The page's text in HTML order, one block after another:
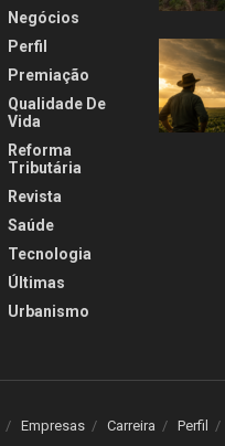
Negócios
Perfil
Premiação
Qualidade De
Vida
Reforma
Tributária
Revista
Saúde
Tecnologia
Últimas
Urbanismo
Empresas Carreira Perfil